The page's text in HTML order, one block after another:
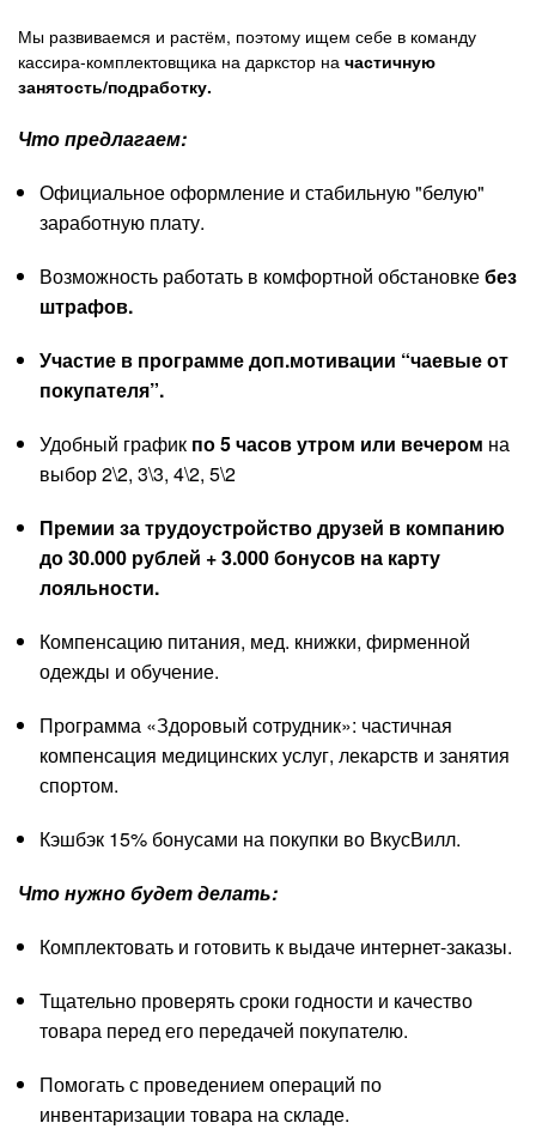
Мы развиваемся и растём, поэтому ищем себе в команду
кассира-комплектовщика на даркстор на частичную
занятость/подработку.
Что предлагаем:
Официальное оформление и стабильную "белую"
заработную плату.
Возможность работать в комфортной обстановкебез
штрафов.
Участие в программе доп.мотивации “чаевые от
покупателя”.
Удобный график по 5 часов утром или вечером на
выбор 2\2, 3\3, 4\2, 5\2
Премии за трудоустройство друзей в компанию
до 30.000 рублей + 3.000 бонусов на карту
лояльности.
Компенсацию питания, мед. книжки, фирменной
одежды и обучение.
Программа «Здоровый сотрудник»: частичная
компенсация медицинских услуг, лекарств и занятия
спортом.
Кэшбэк 15% бонусами на покупки во ВкусВилл.
Что нужно будет делать:
Комплектовать и готовить к выдаче интернет-заказы.
Тщательно проверять сроки годности и качество
товара перед его передачей покупателю.
Помогать с проведением операций по
инвентаризации товара на складе.